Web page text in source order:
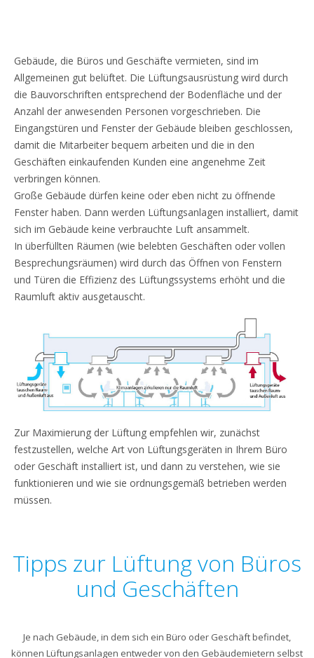
Gebäude, die Büros und Geschäfte vermieten, sind im
Allgemeinen gut belüftet. Die Lüftungsausrüstung wird durch
die Bauvorschriften entsprechend der Bodenfläche und der
Anzahl der anwesenden Personen vorgeschrieben. Die
Eingangstüren und Fenster der Gebäude bleiben geschlossen,
damit die Mitarbeiter bequem arbeiten und die in den
Geschäften einkaufenden Kunden eine angenehme Zeit
verbringen können.
Große Gebäude dürfen keine oder eben nicht zu öffnende
Fenster haben. Dann werden Lüftungsanlagen installiert, damit
sich im Gebäude keine verbrauchte Luft ansammelt.
In überfüllten Räumen (wie belebten Geschäften oder vollen
Besprechungsräumen) wird durch das Öffnen von Fenstern
und Türen die Effizienz des Lüftungssystems erhöht und die
Raumluft aktiv ausgetauscht.
Zur Maximierung der Lüftung empfehlen wir, zunächst
festzustellen, welche Art von Lüftungsgeräten in Ihrem Büro
oder Geschäft installiert ist, und dann zu verstehen, wie sie
funktionieren und wie sie ordnungsgemäß betrieben werden
müssen.
Tipps zur Lüftung von Büros
und Geschäften
Je nach Gebäude, in dem sich ein Büro oder Geschäft befindet,
können Lüftungsanlagen entweder von den Gebäudemietern selbst